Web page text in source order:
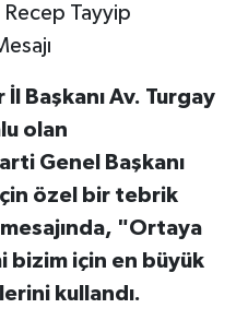
Recep Tayyip
Başkanı Av. Turgay
olan
Genel Başkanı
özel bir tebrik
mesajında, "Ortaya
bizim için en büyük
kullandı.